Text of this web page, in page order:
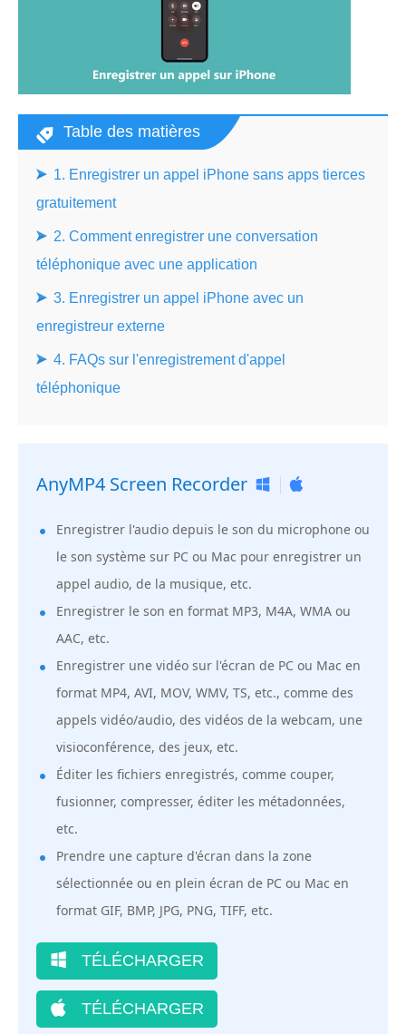
Table des matières
1. Enregistrer un appel iPhone sans apps tierces
gratuitement
2. Comment enregistrer une conversation
téléphonique avec une application
3. Enregistrer un appel iPhone avec un
enregistreur externe
4. FAQs sur l'enregistrement d'appel
téléphonique
AnyMP4 Screen Recorder
Enregistrer l'audio depuis le son du microphone ou
le son système sur PC ou Mac pour enregistrer un
appel audio, de la musique, etc.
Enregistrer le son en format MP3, M4A, WMA ou
AAC, etc.
Enregistrer une vidéo sur l'écran de PC ou Mac en
format MP4, AVI, MOV, WMV, TS, etc., comme des
appels vidéo/audio, des vidéos de la webcam, une
visioconférence, des jeux, etc.
Éditer les fichiers enregistrés, comme couper,
fusionner, compresser, éditer les métadonnées,
etc.
Prendre une capture d'écran dans la zone
sélectionnée ou en plein écran de PC ou Mac en
format GIF, BMP, JPG, PNG, TIFF, etc.
TÉLÉCHARGER
TÉLÉCHARGER